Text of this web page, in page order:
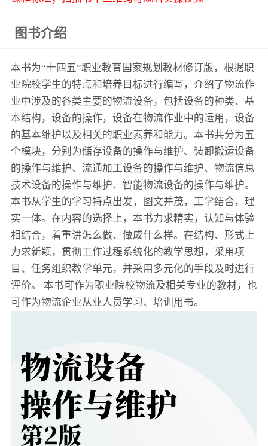
图书介绍
本书为“十四五”职业教育国家规划教材修订版，根据职
业院校学生的特点和培养目标进行编写，介绍了物流作
业中涉及的各类主要的物流设备，包括设备的种类、基
本结构，设备的操作，设备在物流作业中的运用，设备
的基本维护以及相关的职业素养和能力。本书共分为五
个模块，分别为储存设备的操作与维护、装卸搬运设备
的操作与维护、流通加工设备的操作与维护、物流信息
技术设备的操作与维护、智能物流设备的操作与维护。
本书从学生的学习特点出发，图文并茂，工学结合，理
实一体。在内容的选择上，本书力求精实，认知与体验
相结合，着重讲怎么做、做成什么样。在结构、形式上
力求新颖，贯彻工作过程系统化的教学思想，采用项
目、任务组织教学单元，并采用多元化的手段及时进行
评价。 本书可作为职业院校物流及相关专业的教材，也
可作为物流企业从业人员学习、培训用书。